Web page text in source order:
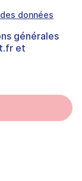
données
générales
et